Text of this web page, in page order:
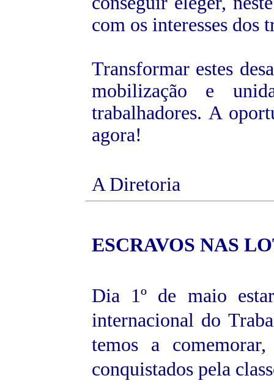
com os interesses dos
Transformar estes
mobilização e
trabalhadores. A
agora!
A Diretoria
ESCRAVOS NAS
Dia 1º de maio
internacional do
temos a
conquistados pela